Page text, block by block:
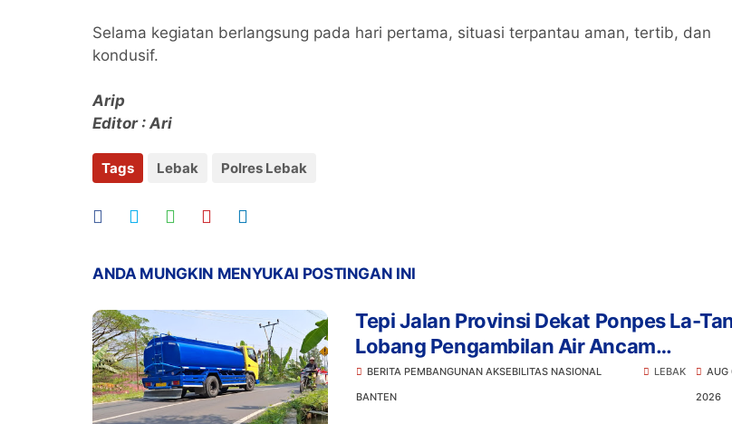
Selama kegiatan berlangsung pada hari pertama, situasi terpantau aman, tertib, dan
kondusif.
Arip
Editor : Ari
Tags Lebak Polres Lebak
ANDA MUNGKIN MENYUKAI POSTINGAN INI
Tepi Jalan Provinsi Dekat Ponpes La-
Lobang Pengambilan Air Ancam
Keselamatan Pengguna Jalan
BERITA PEMBANGUNAN AKSEBILITAS NASIONAL
BANTEN
LEBAK
AUG
2026